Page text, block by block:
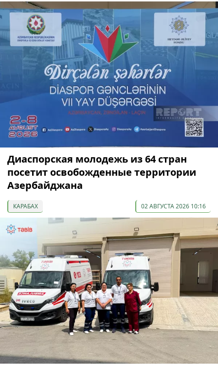
Диаспорская молодежь из 64 стран
посетит освобожденные территории
Азербайджана
КАРАБАХ 02 АВГУСТА 2026 10:16